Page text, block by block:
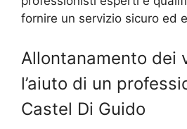
fornire un servizio sicuro ed
Allontanamento dei
l’aiuto di un
Castel Di Guido